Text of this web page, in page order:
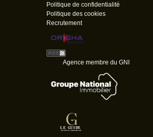
Politique de confidentialité
Politique des cookies
Recrutement
Agence membre du GNI